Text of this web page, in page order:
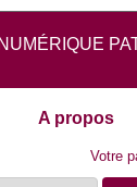
A propos
Votre